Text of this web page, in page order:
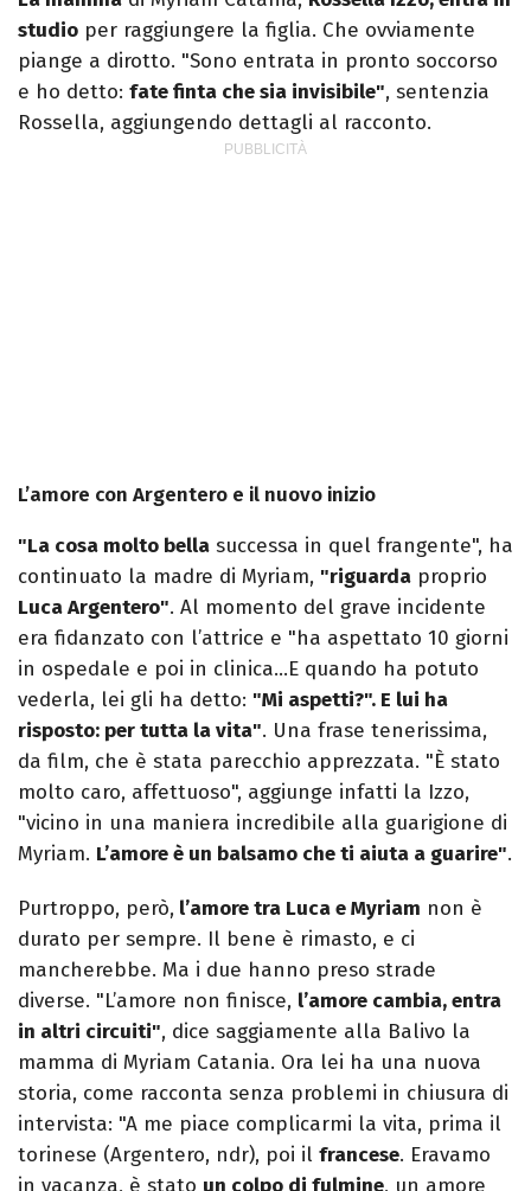
studio per raggiungere la figlia. Che ovviamente
piange a dirotto. "Sono entrata in pronto soccorso
e ho detto: fate finta che sia invisibile", sentenzia
Rossella, aggiungendo dettagli al racconto.
L’amore con Argentero e il nuovo inizio
"La cosa molto bella successa in quel frangente", ha
continuato la madre di Myriam, "riguarda proprio
Luca Argentero". Al momento del grave incidente
era fidanzato con l’attrice e "ha aspettato 10 giorni
in ospedale e poi in clinica…E quando ha potuto
vederla, lei gli ha detto: "Mi aspetti?". E lui ha
risposto: per tutta la vita". Una frase tenerissima,
da film, che è stata parecchio apprezzata. "È stato
molto caro, affettuoso", aggiunge infatti la Izzo,
"vicino in una maniera incredibile alla guarigione di
Myriam. L’amore è un balsamo che ti aiuta a guarire".
Purtroppo, però, l’amore tra Luca e Myriam non è
durato per sempre. Il bene è rimasto, e ci
mancherebbe. Ma i due hanno preso strade
diverse. "L’amore non finisce, l’amore cambia, entra
in altri circuiti", dice saggiamente alla Balivo la
mamma di Myriam Catania. Ora lei ha una nuova
storia, come racconta senza problemi in chiusura di
intervista: "A me piace complicarmi la vita, prima il
torinese (Argentero, ndr), poi il francese. Eravamo